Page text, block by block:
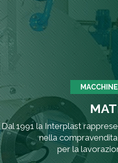
Dal 1991 la Interplast
nella
per la